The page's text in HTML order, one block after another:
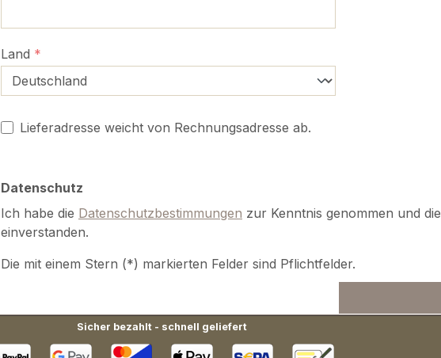
Land *
Lieferadresse weicht von Rechnungsadresse ab.
Datenschutz
Ich habe die Datenschutzbestimmungen zur Kenntnis genommen und die
einverstanden.
Die mit einem Stern (*) markierten Felder sind Pflichtfelder.
Sicher bezahlt - schnell geliefert